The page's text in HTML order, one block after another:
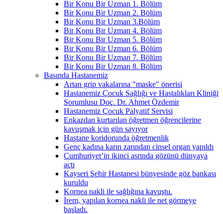
Bir Konu Bir Uzman 1. Bölüm
Bir Konu Bir Uzman 2. Bölüm
Bir Konu Bir Uzman 3.Bölüm
Bir Konu Bir Uzman 4. Bölüm
Bir Konu Bir Uzman 5. Bölüm
Bir Konu Bir Uzman 6. Bölüm
Bir Konu Bir Uzman 7. Bölüm
Bir Konu Bir Uzman 8. Bölüm
Basında Hastanemiz
Artan grip vakalarına "maske" önerisi
Hastanemiz Çocuk Sağlığı ve Hastalıkları Kliniği
Sorumlusu Doç. Dr. Ahmet Özdemir
Hastanemiz Çocuk Palyatif Servisi
Enkazdan kurtarılan öğretmen öğrencilerine
kavuşmak için gün sayıyor
Hastane koridorunda öğretmenlik
Genç kadına karın zarından cinsel organ yapıldı
Cumhuriyet’in ikinci asrında gözünü dünyaya
açtı
Kayseri Şehir Hastanesi bünyesinde göz bankası
kuruldu
Kornea nakli ile sağlığına kavuştu.
İrem, yapılan kornea nakli ile net görmeye
başladı.